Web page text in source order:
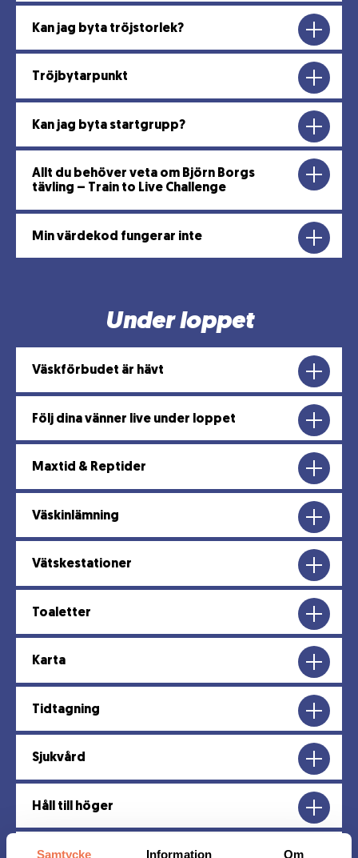
Samtycke Information Om
Kan jag byta tröjstorlek?
Tröjbytarpunkt
Kan jag byta startgrupp?
Allt du behöver veta om Björn Borgs
tävling – Train to Live Challenge
Min värdekod fungerar inte
Under loppet
Väskförbudet är hävt
Följ dina vänner live under loppet
Maxtid & Reptider
Väskinlämning
Vätskestationer
Toaletter
Karta
Tidtagning
Sjukvård
Håll till höger
Får man springa loppet med löpvagn?